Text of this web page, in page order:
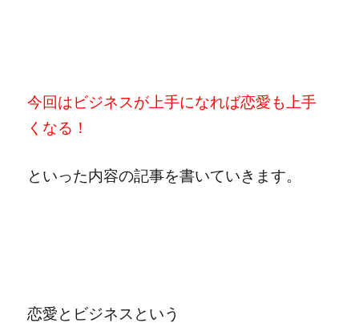
今回はビジネスが上手になれば恋愛も上手
くなる！
といった内容の記事を書いていきます。
恋愛とビジネスという